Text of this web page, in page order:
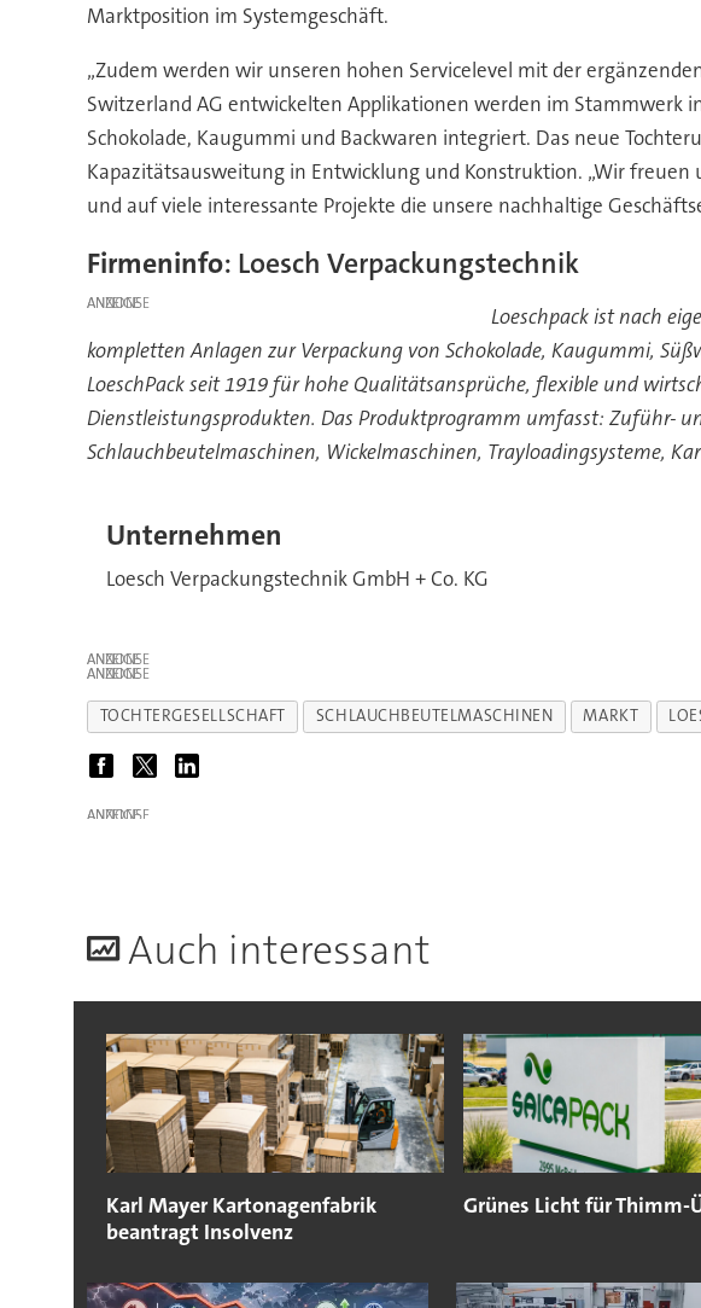
Marktposition im Systemgeschäft.
„Zudem werden wir unseren hohen Servicelevel mit der
Switzerland AG entwickelten Applikationen werden im
Schokolade, Kaugummi und Backwaren integriert. Das neue
Kapazitätsausweitung in Entwicklung und Konstruktion. „Wir
und auf viele interessante Projekte die unsere nachhaltige
Firmeninfo: Loesch Verpackungstechnik
ANZEIGE
Loeschpack ist nach
kompletten Anlagen zur Verpackung von Schokolade, Kaugummi,
LoeschPack seit 1919 für hohe Qualitätsansprüche, flexible und
Dienstleistungsprodukten. Das Produktprogramm umfasst: Zuführ-
Schlauchbeutelmaschinen, Wickelmaschinen, Trayloadingsysteme,
Unternehmen
Loesch Verpackungstechnik GmbH + Co. KG
ANZEIGE
ANZEIGE
TOCHTERGESELLSCHAFT SCHLAUCHBEUTELMASCHINEN MARKT
ANZEIGE
Auch interessant
Karl Mayer Kartonagenfabrik
beantragt Insolvenz
Grünes Licht für Thimm-